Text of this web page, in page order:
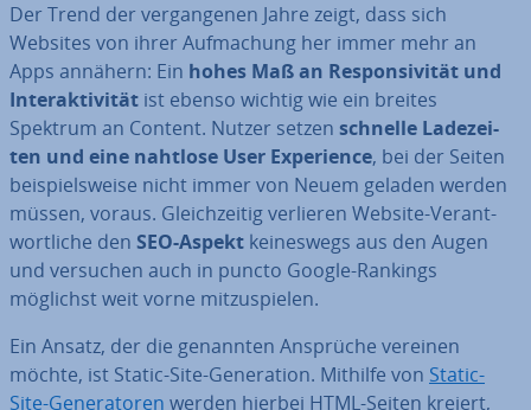
Der Trend der ver­gan­ge­nen Jahre zeigt, dass sich
Websites von ihrer Auf­ma­chung her immer mehr an
Apps annähern: Ein hohes Maß an Re­spon­si­vi­tät und
In­ter­ak­ti­vi­tät ist ebenso wichtig wie ein breites
Spektrum an Content. Nutzer setzen schnelle La­de­zei­
ten und eine nahtlose User Ex­pe­ri­ence, bei der Seiten
bei­spiels­wei­se nicht immer von Neuem geladen werden
müssen, voraus. Gleich­zei­tig verlieren Website-Ver­ant­
wort­li­che den SEO-Aspekt kei­nes­wegs aus den Augen
und versuchen auch in puncto Google-Rankings
möglichst weit vorne mit­zu­spie­len.
Ein Ansatz, der die genannten Ansprüche vereinen
möchte, ist Static-Site-Ge­ne­ra­ti­on. Mithilfe von Static-
Site-Ge­ne­ra­to­ren werden hierbei HTML-Seiten kreiert,